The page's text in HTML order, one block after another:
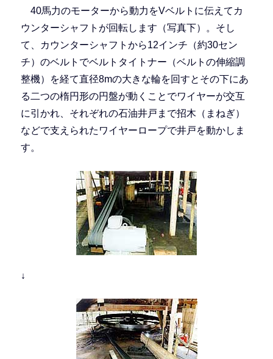
40馬力のモーターから動力をVベルトに伝えてカ
ウンターシャフトが回転します（写真下）。そし
て、カウンターシャフトから12インチ（約30セン
チ）のベルトでベルトタイトナー（ベルトの伸縮調
整機）を経て直径8mの大きな輪を回すとその下にあ
る二つの楕円形の円盤が動くことでワイヤーが交互
に引かれ、それぞれの石油井戸まで招木（まねぎ）
などで支えられたワイヤーロープで井戸を動かしま
す。
↓